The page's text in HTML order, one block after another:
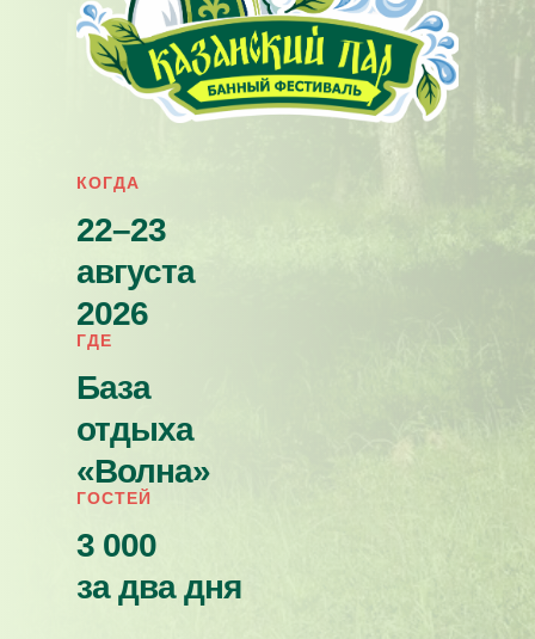
ГОСТЕЙ
3 000
за два дня
ГДЕ
База
отдыха
«Волна»
КОГДА
22–23
августа
2026